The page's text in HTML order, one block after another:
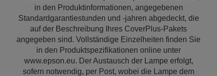
in den Produktinformationen, angegebenen
Standardgarantiestunden und -jahren abgedeckt, die
auf der Beschreibung Ihres CoverPlus-Pakets
angegeben sind. Vollständige Einzelheiten finden Sie
in den Produktspezifikationen online unter
www.epson.eu. Der Austausch der Lampe erfolgt,
sofern notwendig, per Post, wobei die Lampe dem